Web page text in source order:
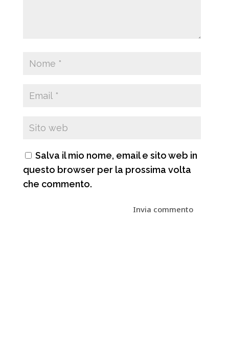
Salva il mio nome, email e sito web in
questo browser per la prossima volta
che commento.